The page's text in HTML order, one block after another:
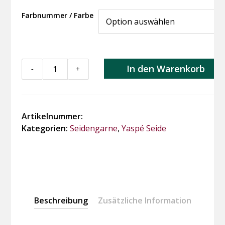
Farbnummer / Farbe
Seide
Francis
Menge
- + In den Warenkorb
Artikelnummer:
Kategorien: Seidengarne, Yaspé Seide
Beschreibung Zusätzliche Information